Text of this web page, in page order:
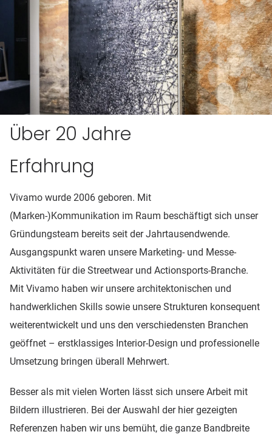
Über 20 Jahre
Erfahrung
Vivamo wurde 2006 geboren. Mit
(Marken-)Kommunikation im Raum beschäftigt sich unser
Gründungsteam bereits seit der Jahrtausendwende.
Ausgangspunkt waren unsere Marketing- und Messe-
Aktivitäten für die Streetwear und Actionsports-Branche.
Mit Vivamo haben wir unsere architektonischen und
handwerklichen Skills sowie unsere Strukturen konsequent
weiterentwickelt und uns den verschiedensten Branchen
geöffnet – erstklassiges Interior-Design und professionelle
Umsetzung bringen überall Mehrwert.
Besser als mit vielen Worten lässt sich unsere Arbeit mit
Bildern illustrieren. Bei der Auswahl der hier gezeigten
Referenzen haben wir uns bemüht, die ganze Bandbreite